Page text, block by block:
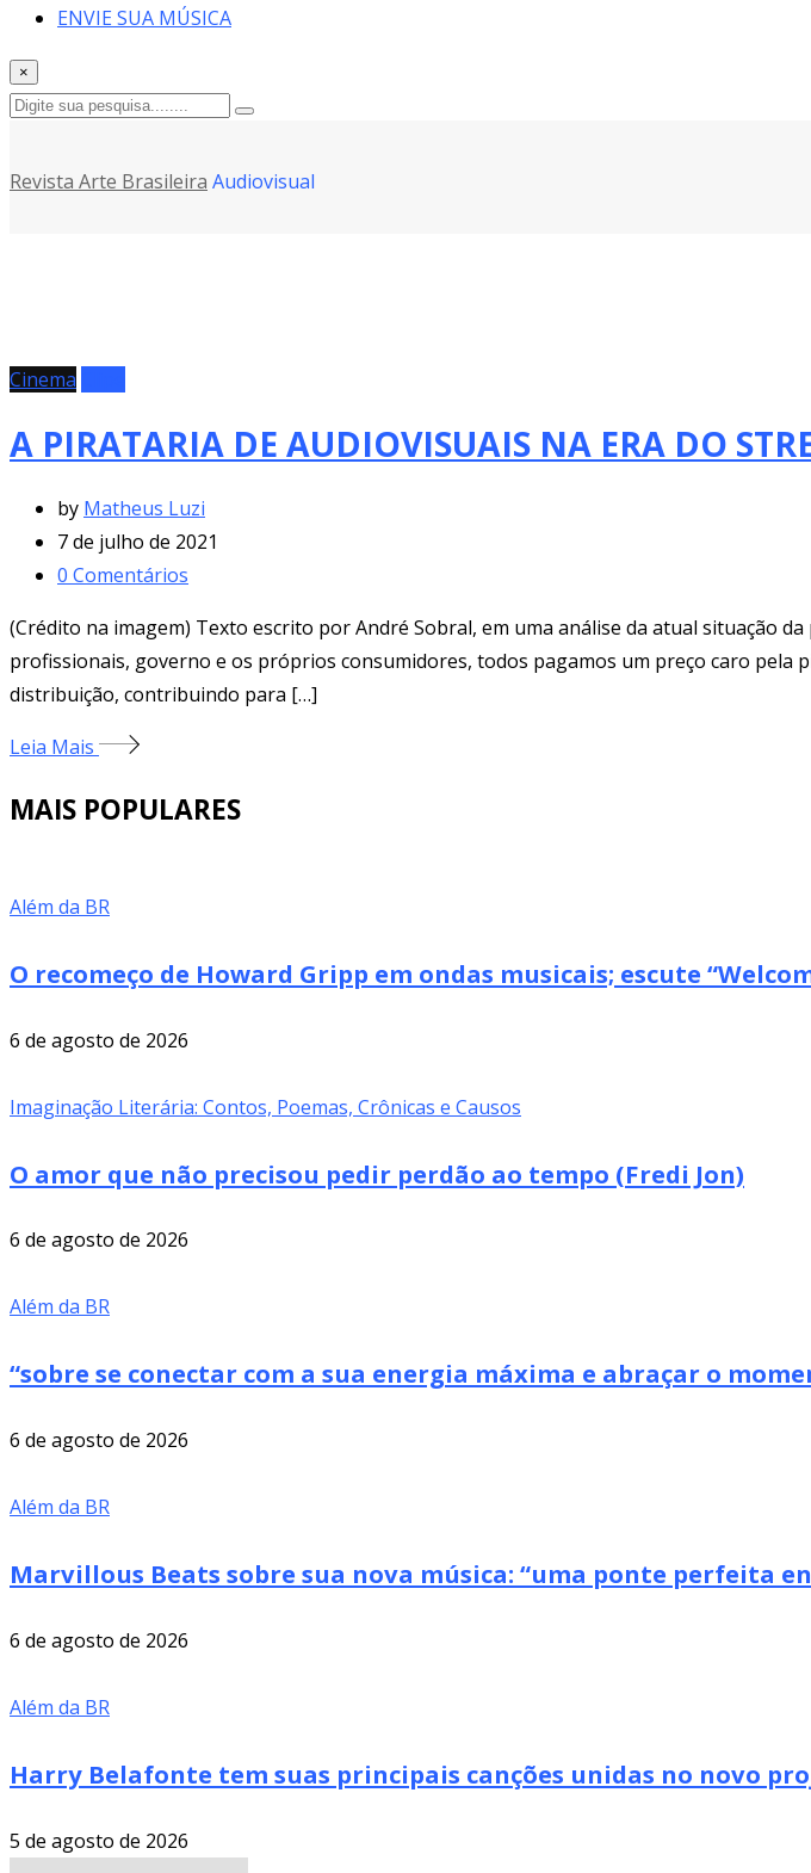
ENVIE SUA MÚSICA
×
Revista Arte Brasileira Audiovisual
Cinema
A PIRATARIA DE AUDIOVISUAIS NA ERA DO
by Matheus Luzi
7 de julho de 2021
0 Comentários
(Crédito na imagem) Texto escrito por André Sobral, em uma análise da atual situação
profissionais, governo e os próprios consumidores, todos pagamos um preço caro pela
distribuição, contribuindo para […]
Leia Mais
MAIS POPULARES
Além da BR
O recomeço de Howard Gripp em ondas musicais; escute
6 de agosto de 2026
Imaginação Literária: Contos, Poemas, Crônicas e Causos
O amor que não precisou pedir perdão ao tempo (Fredi Jon)
6 de agosto de 2026
Além da BR
“sobre se conectar com a sua energia máxima e abraçar o
6 de agosto de 2026
Além da BR
Marvillous Beats sobre sua nova música: “uma ponte perfeita
6 de agosto de 2026
Além da BR
Harry Belafonte tem suas principais canções unidas no novo
5 de agosto de 2026